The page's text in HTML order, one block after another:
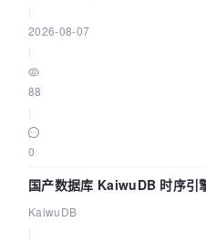
2026-08-07
88
0
国产数据库 KaiwuDB 时序
技术路径
KaiwuDB